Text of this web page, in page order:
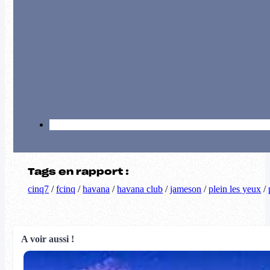
Tags en rapport :
cinq7 /fcinq /havana /havana club /jameson /plein les yeux /
A voir aussi !